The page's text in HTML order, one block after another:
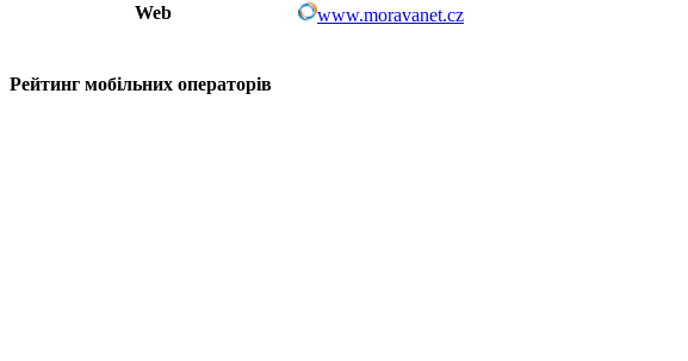
Web www.moravanet.cz
Рейтинг мобільних операторів